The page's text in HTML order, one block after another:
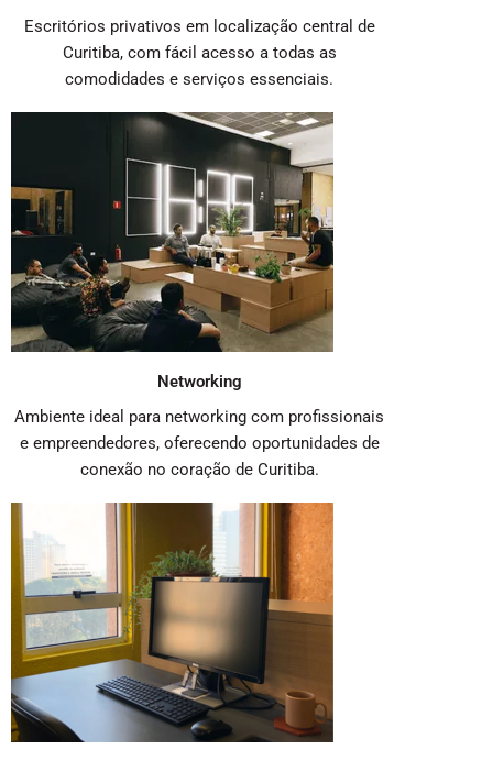
Escritórios privativos em localização central de
Curitiba, com fácil acesso a todas as
comodidades e serviços essenciais.
Networking
Ambiente ideal para networking com profissionais
e empreendedores, oferecendo oportunidades de
conexão no coração de Curitiba.